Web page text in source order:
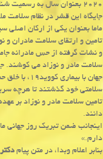
۲۰۲۰ بعنوان سال به
جایگاه این قشر در نظام سلامت
ماما بعنوان یکی از ارکان
تامین و ارتقای سلامت مادران
و نشات گرفته از حس مادرانه
سلامت مادر و نوزاد می کوشند.
جهان با
سلامتی خود گذشتند تا هرچه
تامین سلامت مادر و نوزاد بر
دانند.
اینجانب ضمن تبریک روز جهانی
دارم.»
بنابر اعلام وبدا، در متن پیام